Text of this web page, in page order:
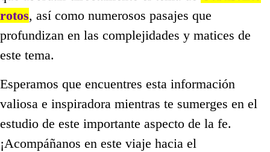
rotos, así como numerosos pasajes que
profundizan en las complejidades y matices de
este tema.
Esperamos que encuentres esta información
valiosa e inspiradora mientras te sumerges en el
estudio de este importante aspecto de la fe.
¡Acompáñanos en este viaje hacia el